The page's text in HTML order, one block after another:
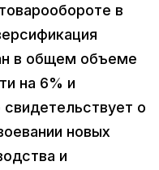
в
в общем объеме
на 6% и
о
новых
и